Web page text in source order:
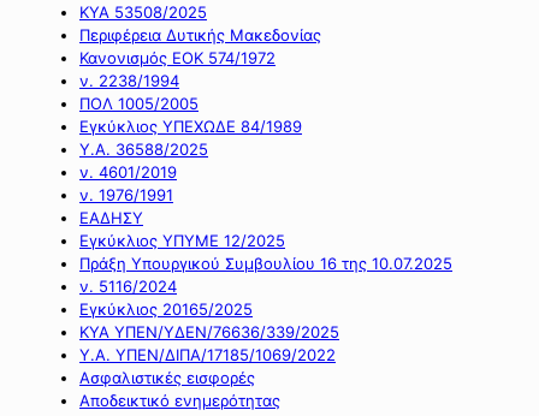
ΚΥΑ 53508/2025
Περιφέρεια Δυτικής Μακεδονίας
Κανονισμός ΕΟΚ 574/1972
ν. 2238/1994
ΠΟΛ 1005/2005
Εγκύκλιος ΥΠΕΧΩΔΕ 84/1989
Υ.Α. 36588/2025
ν. 4601/2019
ν. 1976/1991
ΕΑΔΗΣΥ
Εγκύκλιος ΥΠΥΜΕ 12/2025
Πράξη Υπουργικού Συμβουλίου 16 της 10.07.2025
ν. 5116/2024
Εγκύκλιος 20165/2025
ΚΥΑ ΥΠΕΝ/ΥΔΕΝ/76636/339/2025
Υ.Α. ΥΠΕΝ/ΔΙΠΑ/17185/1069/2022
Ασφαλιστικές εισφορές
Αποδεικτικό ενημερότητας